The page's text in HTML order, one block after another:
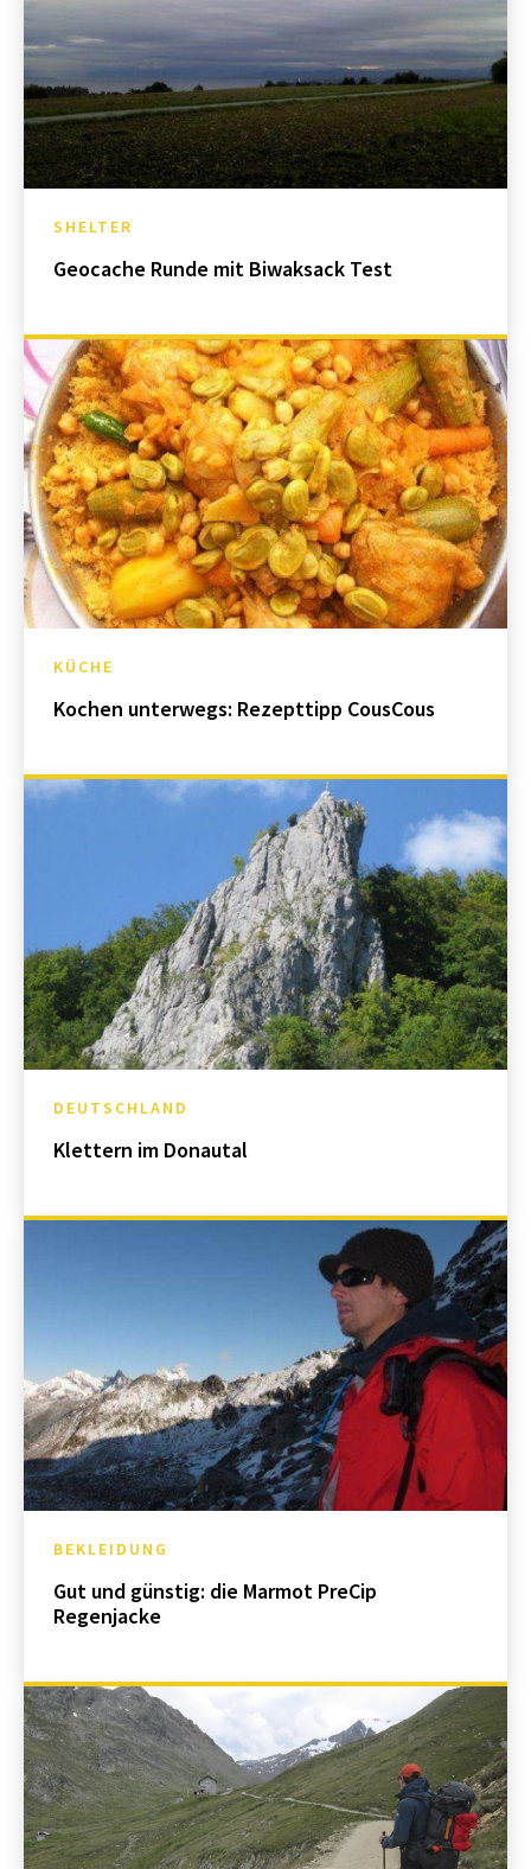
SHELTER
Geocache Runde mit Biwaksack Test
KÜCHE
Kochen unterwegs: Rezepttipp CousCous
DEUTSCHLAND
Klettern im Donautal
BEKLEIDUNG
Gut und günstig: die Marmot PreCip
Regenjacke